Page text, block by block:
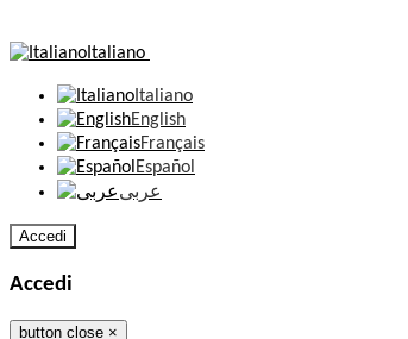
Italiano
Italiano
English
Français
Español
عربى
Accedi
Accedi
button close ×